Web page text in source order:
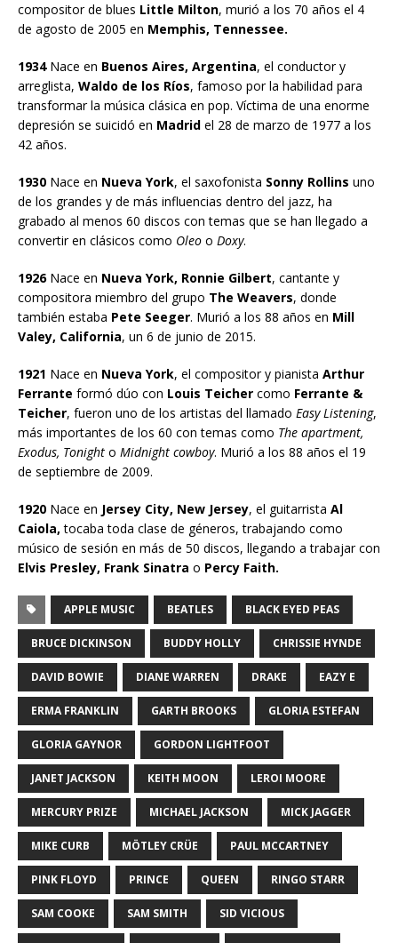
compositor de blues Little Milton, murió a los 70 años el 4
de agosto de 2005 en Memphis, Tennessee.
1934Nace en Buenos Aires, Argentina, el conductor y
arreglista, Waldo de los Ríos, famoso por la habilidad para
transformar la música clásica en pop. Víctima de una enorme
depresión se suicidó en Madrid el 28 de marzo de 1977 a los
42 años.
1930 Nace en Nueva York, el saxofonista Sonny Rollins uno
de los grandes y de más influencias dentro del jazz, ha
grabado al menos 60 discos con temas que se han llegado a
convertir en clásicos como Oleo o Doxy.
1926Nace en Nueva York, Ronnie Gilbert, cantante y
compositora miembro del grupo The Weavers, donde
también estaba Pete Seeger. Murió a los 88 años en Mill
Valey, California, un 6 de junio de 2015.
1921 Nace en Nueva York, el compositor y pianista Arthur
Ferrante formó dúo con Louis Teicher como Ferrante &
Teicher, fueron uno de los artistas del llamado Easy Listening,
más importantes de los 60 con temas como The apartment,
Exodus, Tonight o Midnight cowboy. Murió a los 88 años el 19
de septiembre de 2009.
1920 Nace en Jersey City, New Jersey, el guitarrista Al
Caiola, tocaba toda clase de géneros, trabajando como
músico de sesión en más de 50 discos, llegando a trabajar con
Elvis Presley, Frank Sinatra o Percy Faith.
APPLE MUSIC BEATLES BLACK EYED PEAS
BRUCE DICKINSON BUDDY HOLLY CHRISSIE HYNDE
DAVID BOWIE DIANE WARREN DRAKE EAZY E
ERMA FRANKLIN GARTH BROOKS GLORIA ESTEFAN
GLORIA GAYNOR GORDON LIGHTFOOT
JANET JACKSON KEITH MOON LEROI MOORE
MERCURY PRIZE MICHAEL JACKSON MICK JAGGER
MIKE CURB MÖTLEY CRÜE PAUL MCCARTNEY
PINK FLOYD PRINCE QUEEN RINGO STARR
SAM COOKE SAM SMITH SID VICIOUS